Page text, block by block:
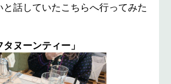
話していたこちらへ行ってみた
ヌーンティー」